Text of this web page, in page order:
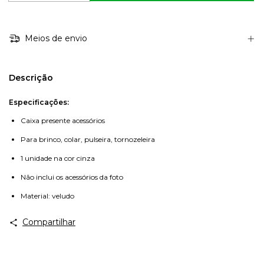
Meios de envio
Descrição
Especificações:
Caixa presente acessórios
Para brinco, colar, pulseira, tornozeleira
1 unidade na cor cinza
Não inclui os acessórios da foto
Material: veludo
Compartilhar